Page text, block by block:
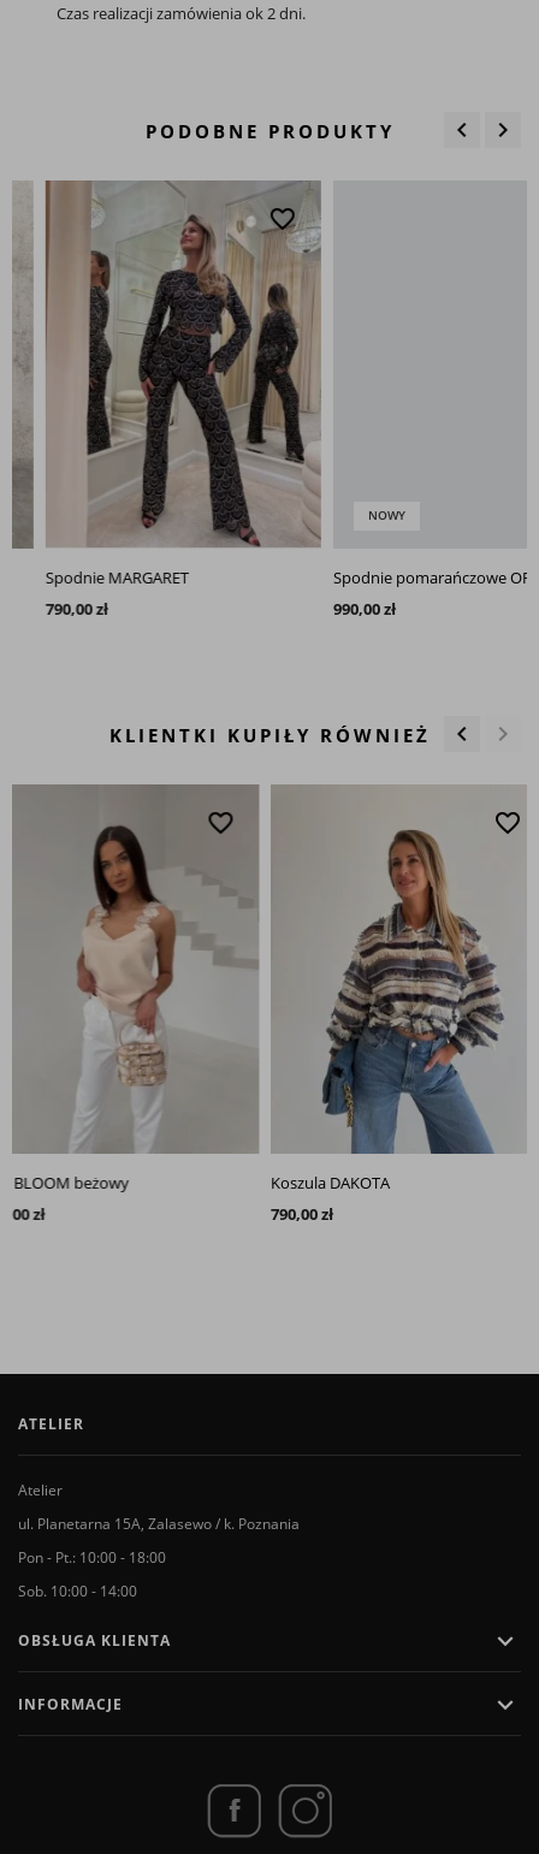
Czas realizacji zamówienia ok 2 dni.
PODOBNE PRODUKTY keyboard_arrow_left keyboard_arrow_right
favorite_border
Spodnie MARGARET
790,00 zł
NOWY
Spodnie pomarańczowe ORINA
990,00 zł
KLIENTKI KUPIŁY RÓWNIEŻ keyboard_arrow_left keyboard_arrow_right
favorite_border
beżowy
zł
favorite_border
Koszula DAKOTA
790,00 zł
ATELIER
Atelier
ul. Planetarna 15A, Zalasewo / k. Poznania
Pon - Pt.: 10:00 - 18:00
Sob. 10:00 - 14:00
OBSŁUGA KLIENTA 
INFORMACJE 